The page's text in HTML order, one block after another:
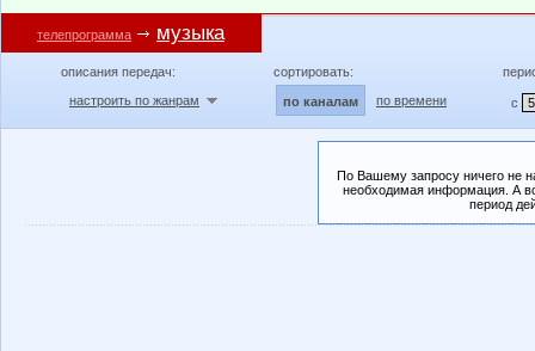
телепрограмма музыка
описания передач:
настроить по жанрам
сортировать:
по каналам по времени с
По Вашему запросу ничего не
необходимая информация. А
период